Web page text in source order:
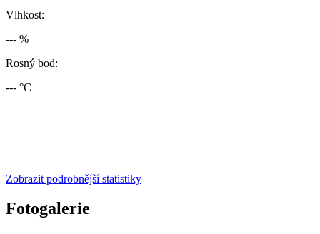
Vlhkost:
--- %
Rosný bod:
--- °C
Zobrazit podrobnější statistiky
Fotogalerie